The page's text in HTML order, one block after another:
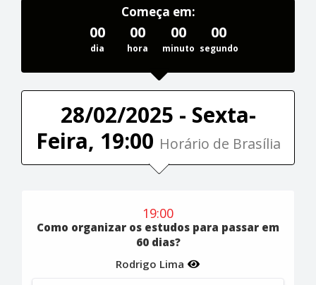
Começa em:
00
dia
00
hora
00
minuto
00
segundo
28/02/2025 - Sexta-
Feira, 19:00 Horário de Brasília
19:00
Como organizar os estudos para passar em
60 dias?
Rodrigo Lima